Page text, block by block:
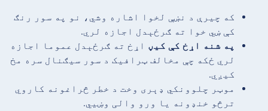
که چیرې د نښې لخوا اشاره وشي، نو په سور رنګ
کې ښي خوا ته ګرځېدل اجازه لري.
په شنه اړخ کې کیڼ اړخ ته ګرځېدل عموما اجازه
لري ځکه چې مخالف ټرافیک د سور سیګنال سره مخ
کیږي.
موټر چلوونکي ډېری وخت د خطر څراغونه کاروي
ترڅو خنډونه یا ورو والی وښيي.